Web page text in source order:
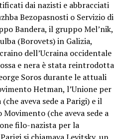
dai nazisti e abbracciati
Bezopasnosti o Servizio di
Bandera, il gruppo Mel’nik,
(Borovets) in Galizia,
dell’Ucraina occidentale
e nera è stata reintrodotta
Soros durante le attuali
Hetman, l’Unione per
aveva sede a Parigi) e il
(che aveva sede a
filo-nazista per la